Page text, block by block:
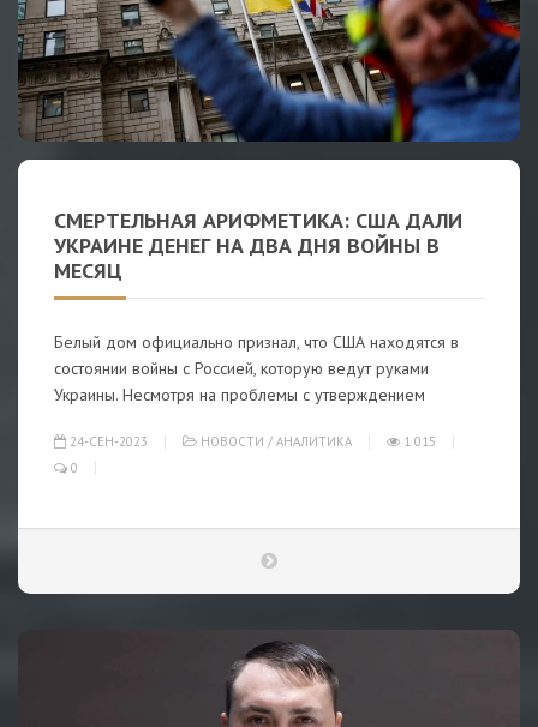
СМЕРТЕЛЬНАЯ АРИФМЕТИКА: США ДАЛИ
УКРАИНЕ ДЕНЕГ НА ДВА ДНЯ ВОЙНЫ В
МЕСЯЦ
Белый дом официально признал, что США находятся в
состоянии войны с Россией, которую ведут руками
Украины. Несмотря на проблемы с утверждением
24-СЕН-2023 НОВОСТИ / АНАЛИТИКА
1 015
0